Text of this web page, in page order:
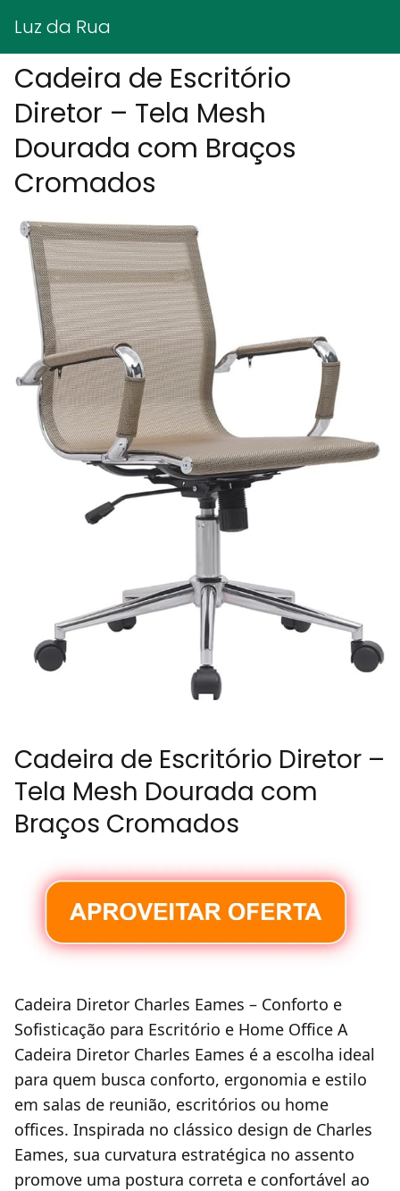
Luz da Rua
Cadeira de Escritório
Diretor – Tela Mesh
Dourada com Braços
Cromados
Cadeira de Escritório Diretor –
Tela Mesh Dourada com
Braços Cromados
Cadeira Diretor Charles Eames – Conforto e
Sofisticação para Escritório e Home Office A
Cadeira Diretor Charles Eames é a escolha ideal
para quem busca conforto, ergonomia e estilo
em salas de reunião, escritórios ou home
offices. Inspirada no clássico design de Charles
Eames, sua curvatura estratégica no assento
promove uma postura correta e confortável ao